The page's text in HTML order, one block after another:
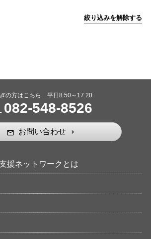
絞り込みを解除する
の方はこちら 平日8:50～17:20
082-548-8526
mail_outline お問い合わせ
援ネットワークとは